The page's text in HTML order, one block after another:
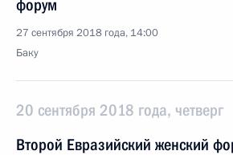
форум
27 сентября 2018 года, 14:00
Баку
20 сентября 2018 года, четверг
Второй Евразийский женский